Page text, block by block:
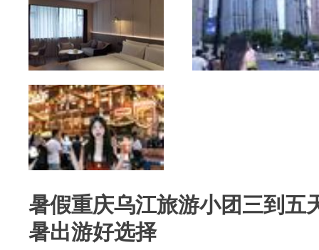
暑假重庆乌江旅游小团三到五
暑出游好选择